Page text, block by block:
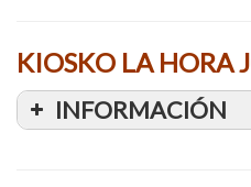
KIOSKO LA HORA
INFORMACIÓN